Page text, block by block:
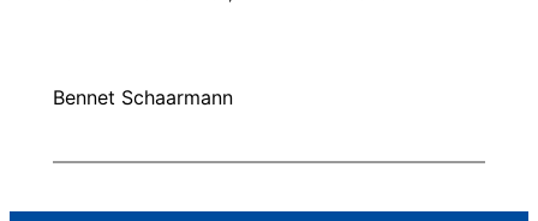
Bennet Schaarmann